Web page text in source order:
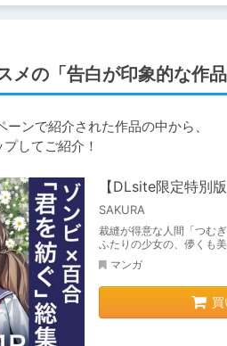
メの「告白が印象的な作
ンで紹介された作品の中から、
してご紹介！
【DLsite限定特別
SAKURA
裁縫が得意な人間「つむ
ふたりの少女の、儚くも美
マンガ
買